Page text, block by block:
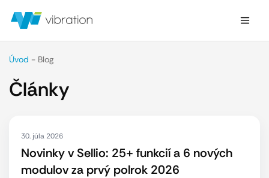
Úvod - Blog
Články
30. júla 2026
Novinky v Sellio: 25+ funkcií a 6 nových
modulov za prvý polrok 2026